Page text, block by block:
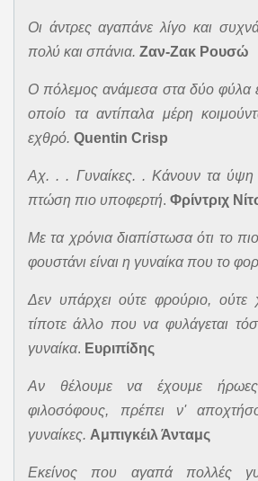
Οι άντρες αγαπάνε λίγο και
πολύ και σπάνια. Ζαν-Ζακ Ρουσώ
Ο πόλεμος ανάμεσα στα δύο φύλα
οποίο τα αντίπαλα μέρη
εχθρό. Quentin Crisp
Αχ. . . Γυναίκες. . Κάνουν τα ύψη
πτώση πιο υποφερτή. Φρίντριχ
Με τα χρόνια διαπίστωσα ότι το
φουστάνι είναι η γυναίκα που το
Δεν υπάρχει ούτε φρούριο, ούτε
τίποτε άλλο που να φυλάγεται
γυναίκα. Ευριπίδης
Αν θέλουμε να έχουμε ήρωες
φιλοσόφους, πρέπει ν'
γυναίκες. Αμπιγκέιλ Άνταμς
Εκείνος που αγαπά πολλές